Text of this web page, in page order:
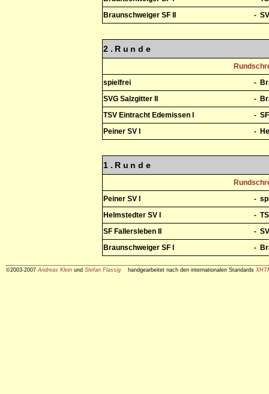
Braunschweiger SF II
-
2.Runde
spielfrei
-
SVG Salzgitter II
-
TSV Eintracht Edemissen I
-
Peiner SV I
-
1.Runde
Peiner SV I
-
Helmstedter SV I
-
SF Fallersleben II
-
Braunschweiger SF I
-
©2003-2007Andreas Klein und Stefan Flassig handgearbeitet nach den internationalen Standards